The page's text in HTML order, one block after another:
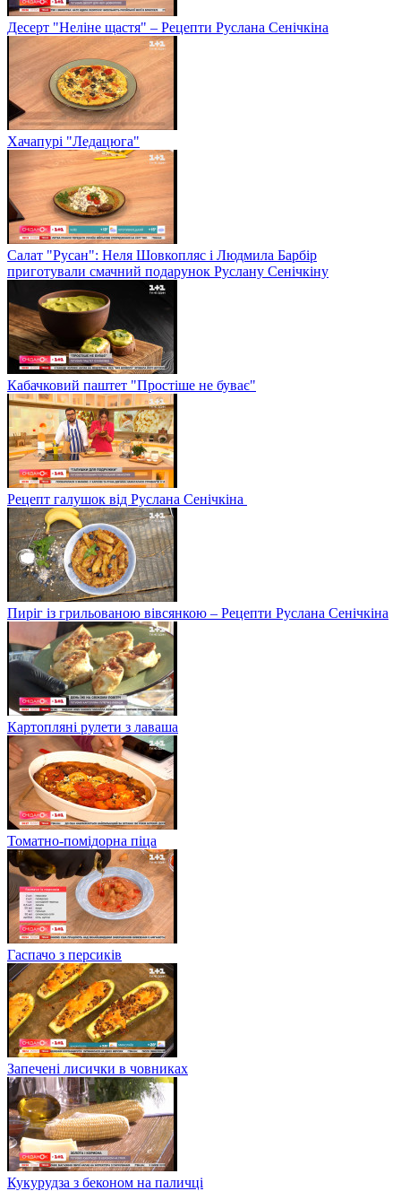
Десерт "Неліне щастя" – Рецепти Руслана Сенічкіна
Хачапурі "Ледацюга"
Салат "Русан": Неля Шовкопляс і Людмила Барбір
приготували смачний подарунок Руслану Сенічкіну
Кабачковий паштет "Простіше не буває"
Рецепт галушок від Руслана Сенічкіна
Пиріг із грильованою вівсянкою – Рецепти Руслана Сенічкіна
Картопляні рулети з лаваша
Томатно-помідорна піца
Гаспачо з персиків
Запечені лисички в човниках
Кукурудза з беконом на паличці